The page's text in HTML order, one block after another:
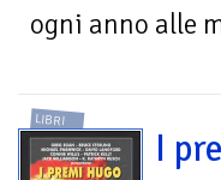
ogni anno alle
LIBRI
I